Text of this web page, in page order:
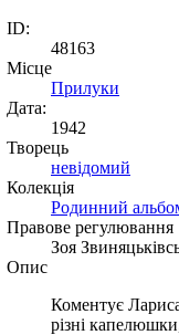
ID:
48163
Місце
Прилуки
Дата:
1942
Творець
невідомий
Колекція
Родинний
Правове регулювання
Зоя
Опис
Коментує
різні